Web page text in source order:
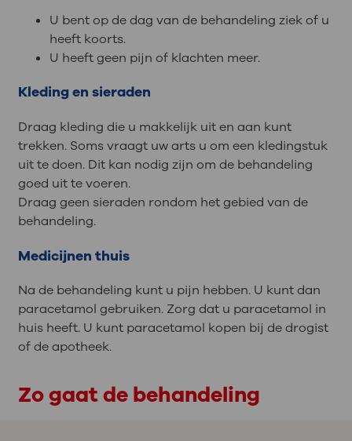
U bent op de dag van de behandeling ziek of u
heeft koorts.
U heeft geen pijn of klachten meer.
Kleding en sieraden
Draag kleding die u makkelijk uit en aan kunt
trekken. Soms vraagt uw arts u om een kledingstuk
uit te doen. Dit kan nodig zijn om de behandeling
goed uit te voeren.
Draag geen sieraden rondom het gebied van de
behandeling.
Medicijnen thuis
Na de behandeling kunt u pijn hebben. U kunt dan
paracetamol gebruiken. Zorg dat u paracetamol in
huis heeft. U kunt paracetamol kopen bij de drogist
of de apotheek.
Zo gaat de behandeling